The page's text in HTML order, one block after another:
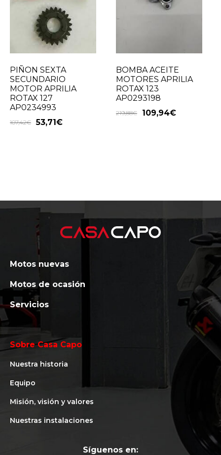
PIÑON SEXTA
SECUNDARIO
MOTOR APRILIA
ROTAX 127
AP0234993
107,42€ 53,71€
BOMBA ACEITE
MOTORES APRILIA
ROTAX 123
AP0293198
219,88€ 109,94€
Motos nuevas
Motos de ocasión
Servicios
Sobre Casa Capo
Nuestra historia
Equipo
Misión, visión y valores
Nuestras instalaciones
Síguenos en: